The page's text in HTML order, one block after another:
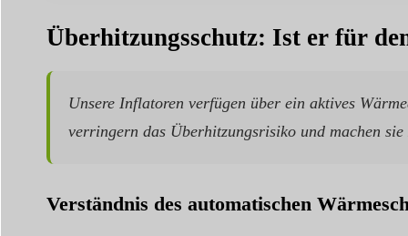
Überhitzungsschutz: Ist er für
Unsere Inflatoren verfügen über ein aktives
verringern das Überhitzungsrisiko und machen
Verständnis des automatischen